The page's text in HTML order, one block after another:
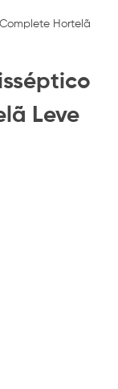
Hortelã
Leve